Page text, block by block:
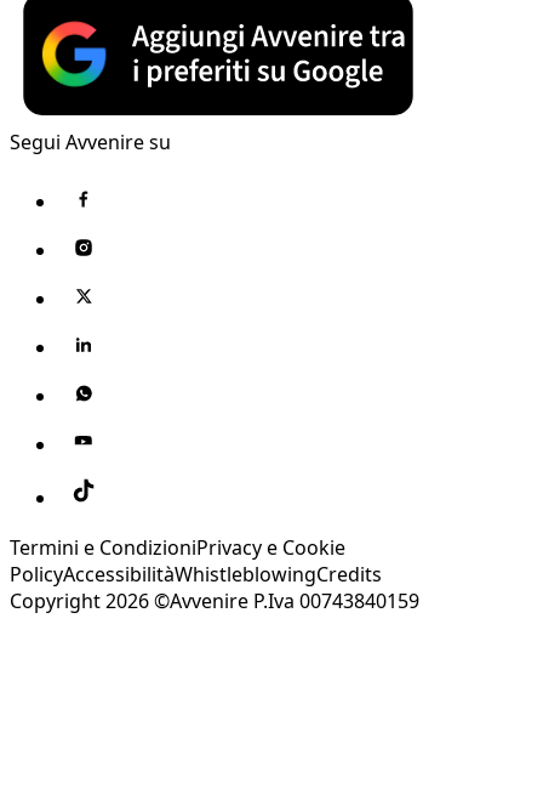
Segui Avvenire su
Termini e CondizioniPrivacy e Cookie
PolicyAccessibilitàWhistleblowingCredits
Copyright 2026 ©Avvenire P.Iva 00743840159